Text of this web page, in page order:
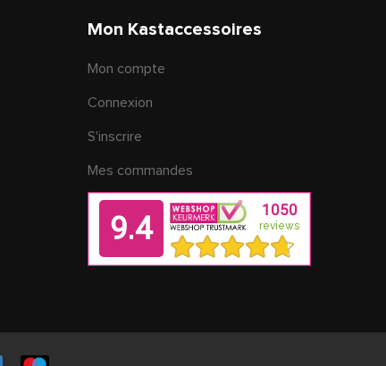
Mon Kastaccessoires
Mon compte
Connexion
S'inscrire
Mes commandes